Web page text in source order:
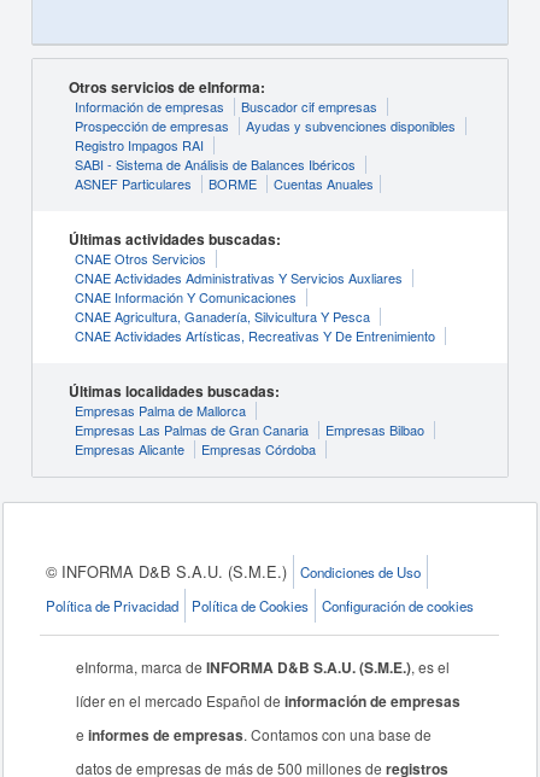
Otros servicios de eInforma:
Información de empresas
Buscador cif empresas
Prospección de empresas
Ayudas y subvenciones disponibles
Registro Impagos RAI
SABI - Sistema de Análisis de Balances Ibéricos
ASNEF Particulares
BORME Cuentas Anuales
Últimas actividades buscadas:
CNAE Otros Servicios
CNAE Actividades Administrativas Y Servicios Auxliares
CNAE Información Y Comunicaciones
CNAE Agricultura, Ganadería, Silvicultura Y Pesca
CNAE Actividades Artísticas, Recreativas Y De Entrenimiento
Últimas localidades buscadas:
Empresas Palma de Mallorca
Empresas Las Palmas de Gran Canaria
Empresas Bilbao
Empresas Alicante
Empresas Córdoba
© INFORMA D&B S.A.U. (S.M.E.)
Condiciones de Uso
Política de Privacidad
Política de Cookies Configuración de cookies
eInforma, marca deINFORMA D&B S.A.U. (S.M.E.), es el
líder en el mercado Español deinformación de empresas
einformes de empresas. Contamos con una base de
datos de empresas de más de 500 millones deregistros